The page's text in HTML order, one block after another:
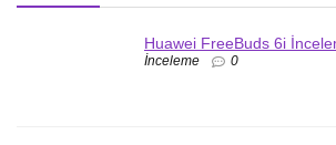
Huawei FreeBuds 6i
İnceleme 0